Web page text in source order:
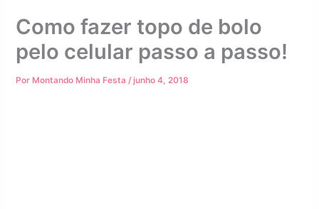
Como fazer topo de bolo
pelo celular passo a passo!
Por Montando Minha Festa/ junho 4, 2018